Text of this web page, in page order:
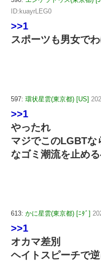
ID:kuayrLEG0
>>1
スポーツも男女で
597: 環状星雲(東京都) [US]
>>1
やったれ
マジでこのLGBTな
なゴミ潮流を止め
613: かに星雲(東京都) [ﾆﾀﾞ]
>>1
オカマ差別
ヘイトスピーチで